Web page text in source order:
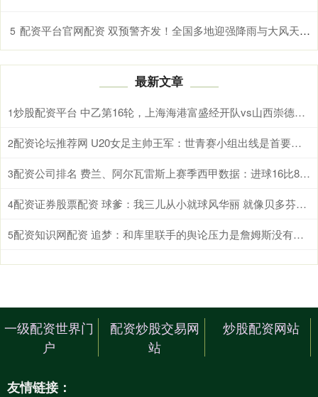
5 配资平台官网配资 双预警齐发！全国多地迎强降雨与大风天气，出行请注意
最新文章
1 炒股配资平台 中乙第16轮，上海海港富盛经开队vs山西崇德荣海队，今日首发名单
2 配资论坛推荐网 U20女足主帅王军：世青赛小组出线是首要目标，会全力冲击8强
3 配资公司排名 费兰、阿尔瓦雷斯上赛季西甲数据：进球16比8、创造机会21比43
4 配资证券股票配资 球爹：我三儿从小就球风华丽 就像贝多芬虽然聋但仍能创作
5 配资知识网配资 追梦：和库里联手的舆论压力是詹姆斯没有选择勇士的原因
一级配资世界门
户
配资炒股交易网
站
炒股配资网站
友情链接：